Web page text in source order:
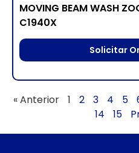
MOVING BEAM WASH
C1940X
Solicitar
« Anterior 1 2 3 4 5
14
15